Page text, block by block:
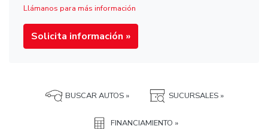
Llámanos para más información
Solicita información »
BUSCAR AUTOS » SUCURSALES »
FINANCIAMIENTO »